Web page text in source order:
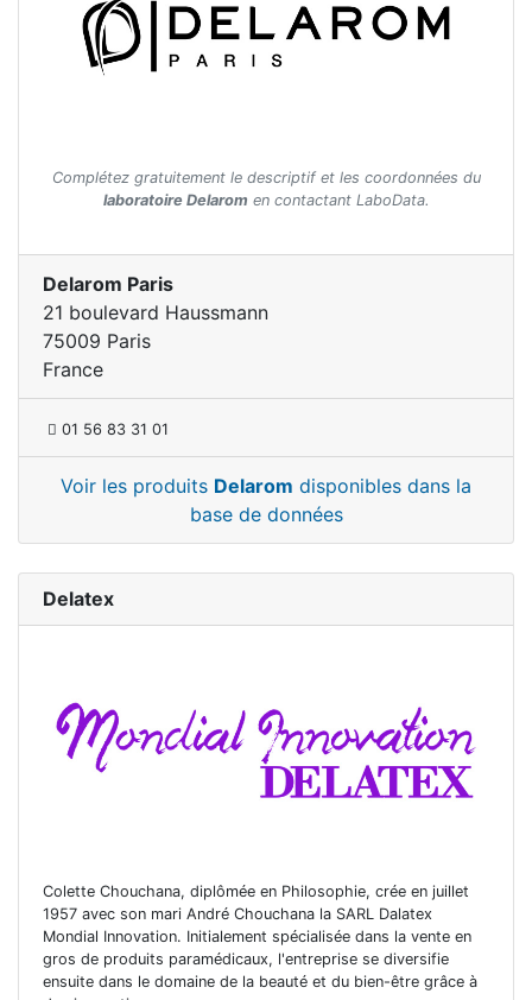
Complétez gratuitement le descriptif et les coordonnées du
laboratoire Delarom en contactant LaboData.
Delarom Paris
21 boulevard Haussmann
75009 Paris
France
01 56 83 31 01
Voir les produits Delarom disponibles dans la
base de données
Delatex
Colette Chouchana, diplômée en Philosophie, crée en juillet
1957 avec son mari André Chouchana la SARL Dalatex
Mondial Innovation. Initialement spécialisée dans la vente en
gros de produits paramédicaux, l'entreprise se diversifie
ensuite dans le domaine de la beauté et du bien-être grâce à